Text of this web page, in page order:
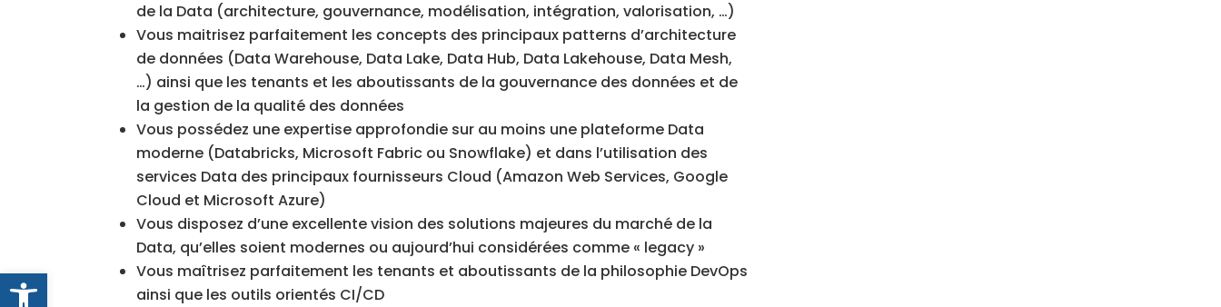
de la Data (architecture, gouvernance, modélisation, intégration, valorisation, …)
Vous maitrisez parfaitement les concepts des principaux patterns d’architecture
de données (Data Warehouse, Data Lake, Data Hub, Data Lakehouse, Data Mesh,
…) ainsi que les tenants et les aboutissants de la gouvernance des données et de
la gestion de la qualité des données
Vous possédez une expertise approfondie sur au moins une plateforme Data
moderne (Databricks, Microsoft Fabric ou Snowflake) et dans l’utilisation des
services Data des principaux fournisseurs Cloud (Amazon Web Services, Google
Cloud et Microsoft Azure)
Vous disposez d’une excellente vision des solutions majeures du marché de la
Data, qu’elles soient modernes ou aujourd’hui considérées comme « legacy »
Vous maîtrisez parfaitement les tenants et aboutissants de la philosophie DevOps
ainsi que les outils orientés CI/CD
Ouvrir la barre d’outils